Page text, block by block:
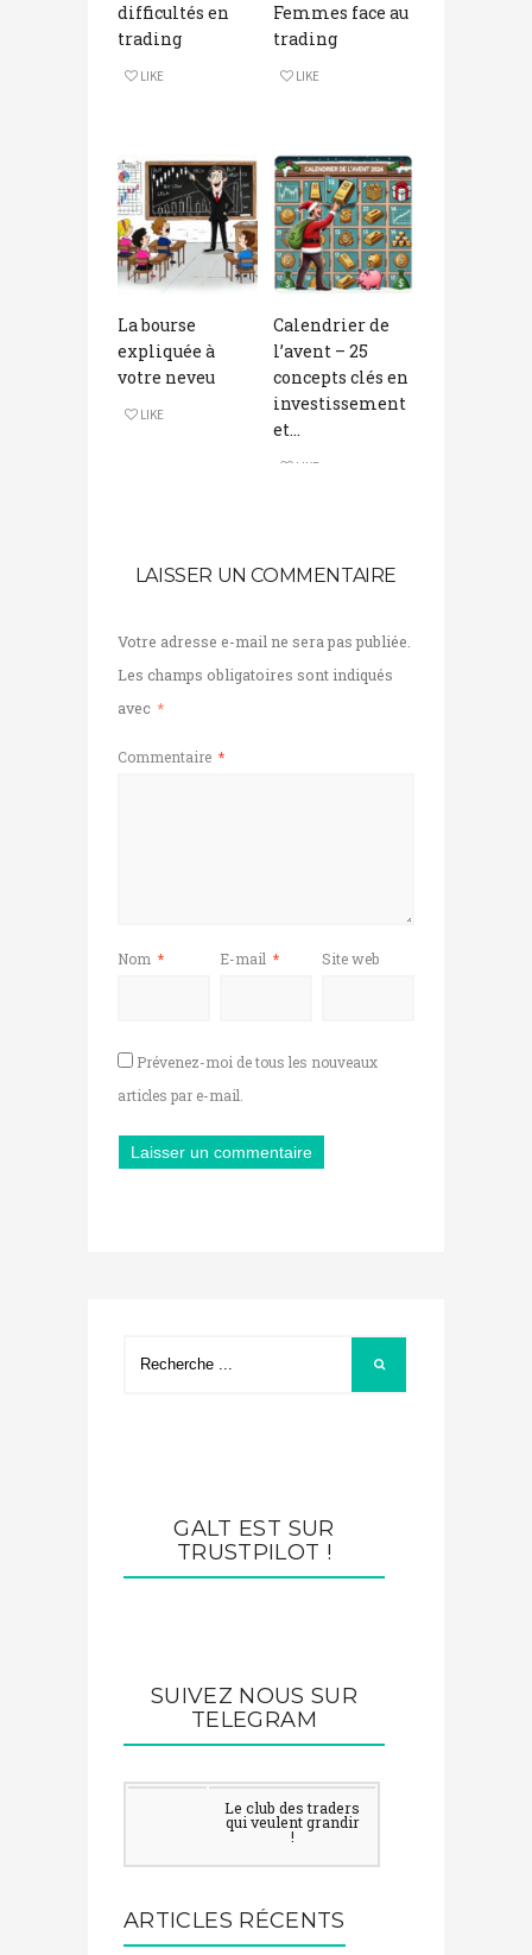
difficultés en
trading
LIKE
Femmes face au
trading
LIKE
La bourse
expliquée à
votre neveu
LIKE
Calendrier de
l’avent – 25
concepts clés en
investissement
et...
LIKE
LAISSER UN COMMENTAIRE
Votre adresse e-mail ne sera pas publiée.
Les champs obligatoires sont indiqués
avec *
Commentaire *
Nom * E-mail * Site web
Prévenez-moi de tous les nouveaux
articles par e-mail.
GALT EST SUR
TRUSTPILOT !
SUIVEZ NOUS SUR
TELEGRAM
Le club des traders
qui veulent grandir
!
ARTICLES RÉCENTS